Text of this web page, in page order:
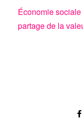
Économie
partage de la